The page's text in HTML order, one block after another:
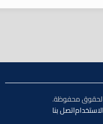
اتصل بنا